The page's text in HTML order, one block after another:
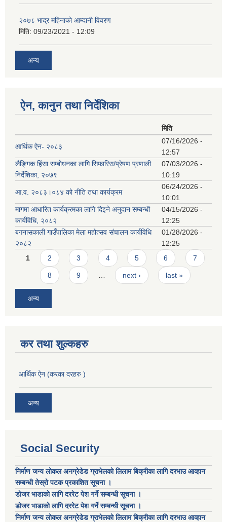
२०७८ भाद्र महिनाकाे आम्दानी विवरण
मिति: 09/23/2021 - 12:09
अन्य
ऐन, कानुन तथा निर्देशिका
मिति
आर्थिक ऐन- २०८३
07/16/2026 -
12:57
लैङ्गिक हिंसा सम्बोधनका लागि सिफारिस/प्रेषण प्रणाली
निर्देशिका, २०७९
07/03/2026 -
10:19
आ.व. २०८३।०८४ को नीति तथा कार्यक्रम
06/24/2026 -
10:01
मागमा आधारित कार्यक्रमका लागि दिइने अनुदान सम्बन्धी
कार्यविधि, २०८२
04/15/2026 -
12:25
बगनासकाली गाउँपालिका मेला महोत्सव संचालन कार्यविधि
२०८२
01/28/2026 -
12:25
Pages
1 2 3 4 5 6 7
8 9 next › last »
अन्य
कर तथा शुल्कहरु
आर्थिक ऐन (करका दरहरु )
अन्य
Social Security
निर्माण जन्य लोकल अनग्रेडेड ग्राभेलको लिलाम बिक्रीका लागि दरभाउ आव्हान
सम्बन्धी तेस्रो पटक प्रकाशित सूचना ।
डाेजर भाडाकाे लागि दररेट पेश गर्ने सम्बन्धी सूचना ।
डाेजर भाडाकाे लागि दररेट पेश गर्ने सम्बन्धी सूचना ।
निर्माण जन्य लोकल अनग्रेडेड ग्राभेलको लिलाम बिक्रीका लागि दरभाउ आव्हान